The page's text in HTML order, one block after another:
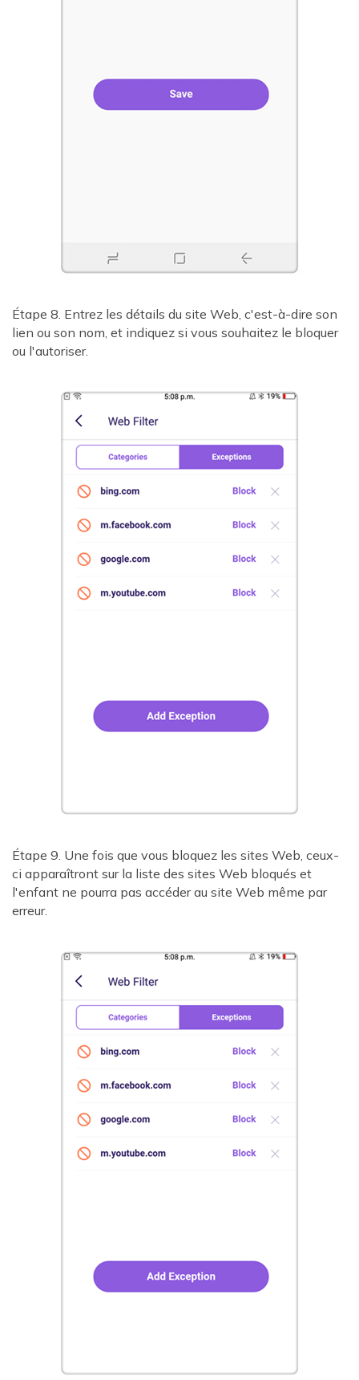
Étape 8. Entrez les détails du site Web, c'est-à-dire son
lien ou son nom, et indiquez si vous souhaitez le bloquer
ou l'autoriser.
Étape 9. Une fois que vous bloquez les sites Web, ceux-
ci apparaîtront sur la liste des sites Web bloqués et
l'enfant ne pourra pas accéder au site Web même par
erreur.